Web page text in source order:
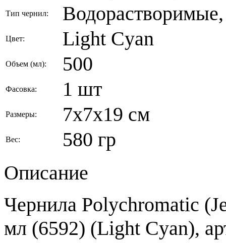
Тип чернил:
Цвет: Light Cyan
Объем (мл): 500
Фасовка: 1 шт
Размеры: 7x7x19 см
Вес: 580 гр
Описание
Чернила Polychromatic
мл (6592) (Light Cyan),